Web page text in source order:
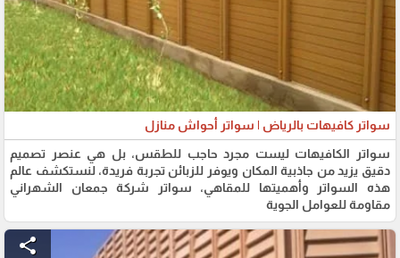
سواتر كافيهات بالرياض | سواتر أحواش منازل
سواتر الكافيهات ليست مجرد حاجب للطقس، بل هي عنصر تصميم
دقيق يزيد من جاذبية المكان ويوفر للزبائن تجربة فريدة، لنستكشف عالم
هذه السواتر وأهميتها للمقاهي، سواتر شركة جمعان الشهراني
مقاومة للعوامل الجوية
share